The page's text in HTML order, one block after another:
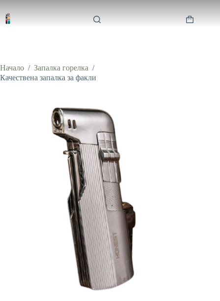
content
Shopping
Начало / Запалка горелка /
Качествена запалка за факли